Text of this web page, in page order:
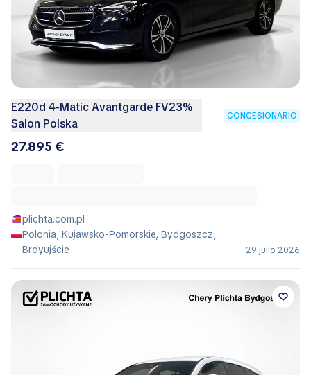
E220d 4-Matic Avantgarde FV23%
Salon Polska
CONCESIONARIO
27.895 €
plichta.com.pl
Polonia, Kujawsko-Pomorskie, Bydgoszcz,
Brdyujście
29 julio 2026